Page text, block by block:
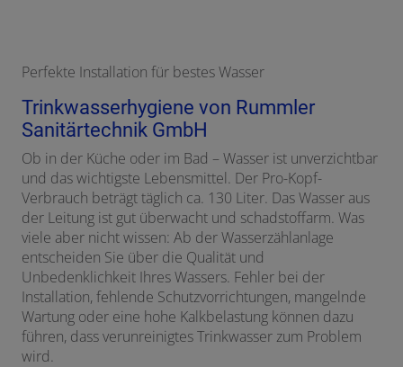
Perfekte Installation für bestes Wasser
Trinkwasserhygiene von Rummler
Sanitärtechnik GmbH
Ob in der Küche oder im Bad – Wasser ist unverzichtbar
und das wichtigste Lebensmittel. Der Pro-Kopf-
Verbrauch beträgt täglich ca. 130 Liter. Das Wasser aus
der Leitung ist gut überwacht und schadstoffarm. Was
viele aber nicht wissen: Ab der Wasserzählanlage
entscheiden Sie über die Qualität und
Unbedenklichkeit Ihres Wassers. Fehler bei der
Installation, fehlende Schutzvorrichtungen, mangelnde
Wartung oder eine hohe Kalkbelastung können dazu
führen, dass verunreinigtes Trinkwasser zum Problem
wird.